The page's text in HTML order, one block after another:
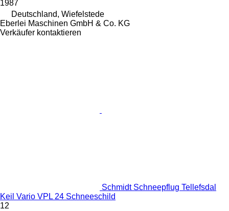
1987
Deutschland, Wiefelstede
Eberlei Maschinen GmbH & Co. KG
Verkäufer kontaktieren
Schmidt Schneepflug Tellefsdal
Keil Vario VPL 24 Schneeschild
12